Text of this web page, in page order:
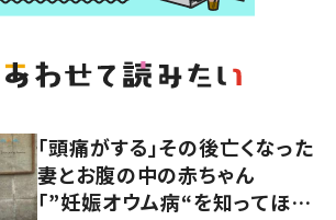
「頭痛がする」その後亡くなった
妻とお腹の中の赤ちゃん
「”妊娠オウム病“を知ってほし